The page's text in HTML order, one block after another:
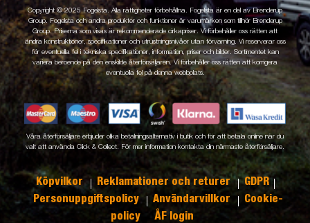
Copyright © 2025 Fogelsta. Alla rättigheter förbehållna. Fogelsta är en del av Brenderup
Group. Fogelsta och andra produkter och funktioner är varumärken som tillhör Brenderup
Group. Priserna som visas är rekommenderade cirkapriser. Vi förbehåller oss rätten att
ändra konstruktioner, specifikationer och utrustningsnivåer utan förvarning. Vi reserverar oss
för eventuella fel i tekniska specifikationer, information, priser och bilder. Sortimentet kan
variera beroende på den enskilde återförsäljaren. Vi förbehåller oss rätten att korrigera
eventuella fel på denna webbplats.
Våra återförsäljare erbjuder olika betalningsalternativ i butik och för att betala online när du
valt att använda Click & Collect. För mer information kontakta din närmaste återförsäljare.
Köpvilkor Reklamationer och returer
GDPR
Personuppgiftspolicy
Användarvillkor
Cookie-
policy
ÅF login